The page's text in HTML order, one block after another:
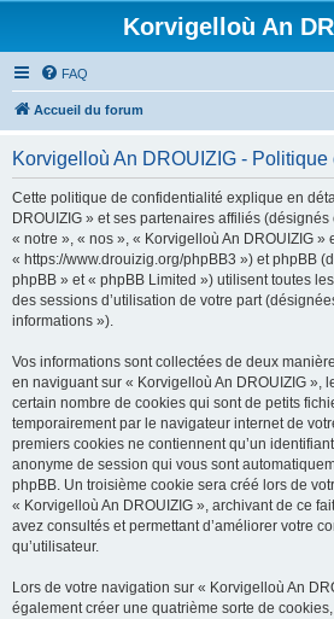
Korvigelloù An
FAQ
Accueil du forum
Korvigelloù An DROUIZIG -
Cette politique de confidentialité explique en
DROUIZIG » et ses partenaires affiliés
« notre », « nos », « Korvigelloù An DROUIZIG »
« https://www.drouizig.org/phpBB3 ») et phpBB
phpBB » et « phpBB Limited ») utilisent toutes
des sessions d’utilisation de votre part
informations »).
Vos informations sont collectées de deux
en naviguant sur « Korvigelloù An DROUIZIG »,
certain nombre de cookies qui sont de petits
temporairement par le navigateur internet de
premiers cookies ne contiennent qu’un
anonyme de session qui vous sont
phpBB. Un troisième cookie sera créé lors de
« Korvigelloù An DROUIZIG », archivant de ce
avez consultés et permettant d’améliorer votre
qu’utilisateur.
Lors de votre navigation sur « Korvigelloù An
également créer une quatrième sorte de